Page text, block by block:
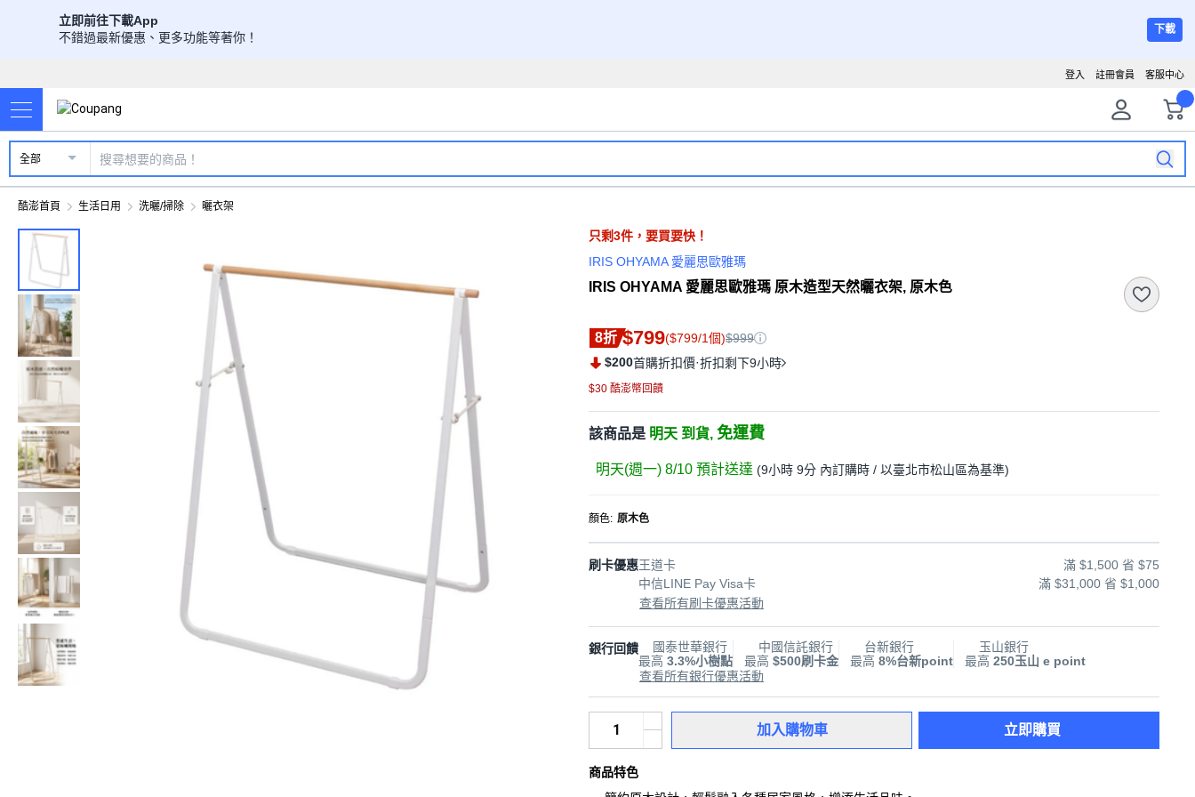
立即前往下載App
不錯過最新優惠、更多功能等著你！
下載
客服中心
註冊會員
登入
全部
酷澎首頁 生活日用 洗曬/掃除 曬衣架
只剩3件， 要買要快！
IRIS OHYAMA 愛麗思歐雅瑪
IRIS OHYAMA 愛麗思歐雅瑪 原木造型天然曬衣架, 原木色
8折 $799($799/1個)$999
$200首購折扣價·折扣剩下9小時
$30 酷澎幣回饋
該商品是 明天 到貨, 免運費
明天(週一) 8/10 預計送達 (9小時 9分 內訂購時 / 以臺北市松山區為基準)
顏色: 原木色
刷卡優惠王道卡
滿 $1,500 省 $75
中信LINE Pay Visa卡
滿 $31,000 省 $1,000
查看所有刷卡優惠活動
銀行回饋
國泰世華銀行
最高 3.3%小樹點
中國信託銀行
最高 $500刷卡金
台新銀行
最高 8%台新point
玉山銀行
最高 250玉山 e point
查看所有銀行優惠活動
加入購物車 立即購買
商品特色